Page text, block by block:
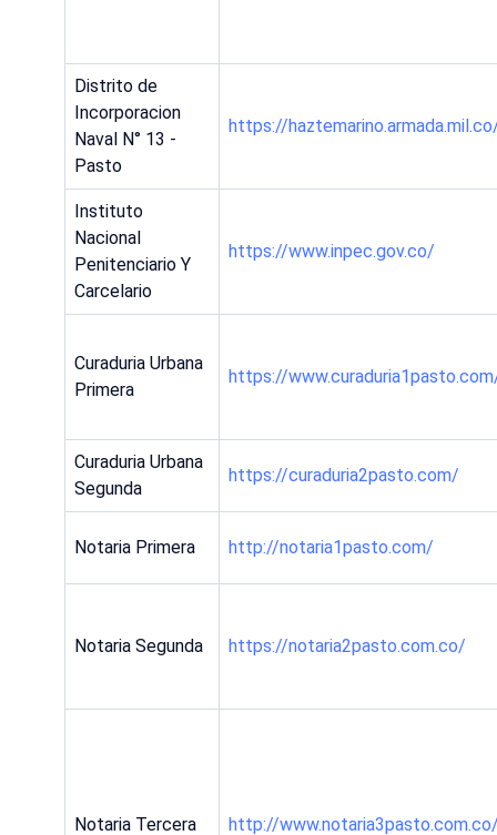
Distrito de
Incorporacion
Naval N° 13 -
Pasto
https://
Instituto
Nacional
Penitenciario Y
Carcelario
https://www.inpec.gov.co/
Curaduria Urbana
Primera
https://
Curaduria Urbana
Segunda
https://curaduria2pasto.com/
Notaria Primera http://notaria1pasto.com/
Notaria Segunda https://notaria2pasto.com.co/
Notaria Tercera http://